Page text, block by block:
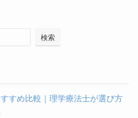
検索
すめ比較｜理学療法士が選び方